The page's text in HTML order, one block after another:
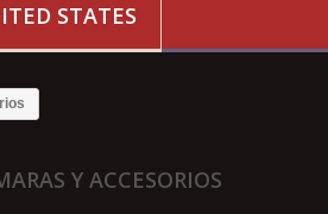
STATES
Y ACCESORIOS